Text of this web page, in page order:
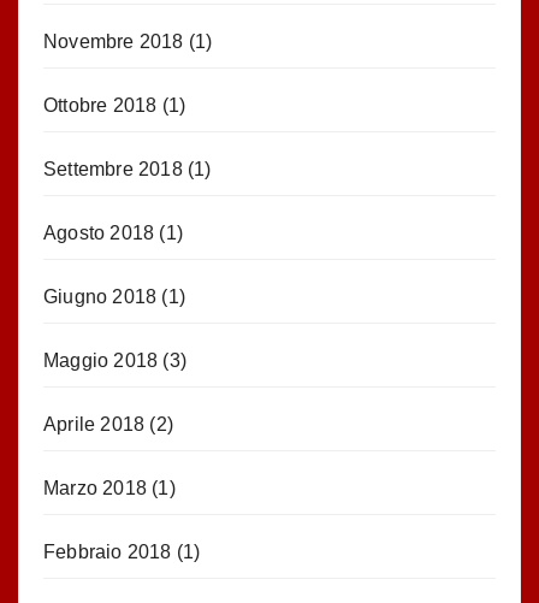
Novembre 2018 (1)
Ottobre 2018 (1)
Settembre 2018(1)
Agosto 2018 (1)
Giugno 2018 (1)
Maggio 2018 (3)
Aprile 2018 (2)
Marzo 2018 (1)
Febbraio 2018 (1)